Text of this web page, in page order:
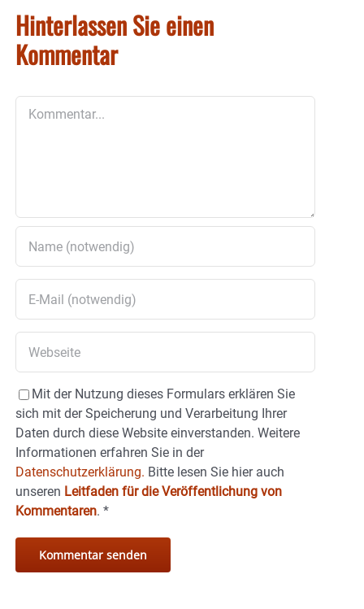
Hinterlassen Sie einen
Kommentar
Mit der Nutzung dieses Formulars erklären Sie
sich mit der Speicherung und Verarbeitung Ihrer
Daten durch diese Website einverstanden. Weitere
Informationen erfahren Sie in der
Datenschutzerklärung. Bitte lesen Sie hier auch
unseren Leitfaden für die Veröffentlichung von
Kommentaren. *